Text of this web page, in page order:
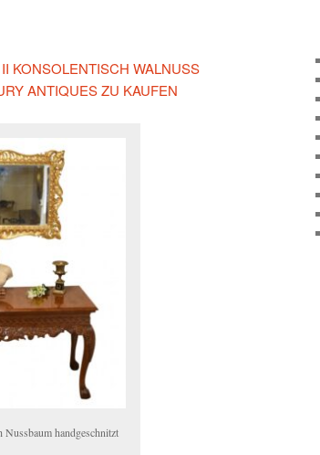
KONSOLENTISCH WALNUSS
ANTIQUES ZU KAUFEN
handgeschnitzt